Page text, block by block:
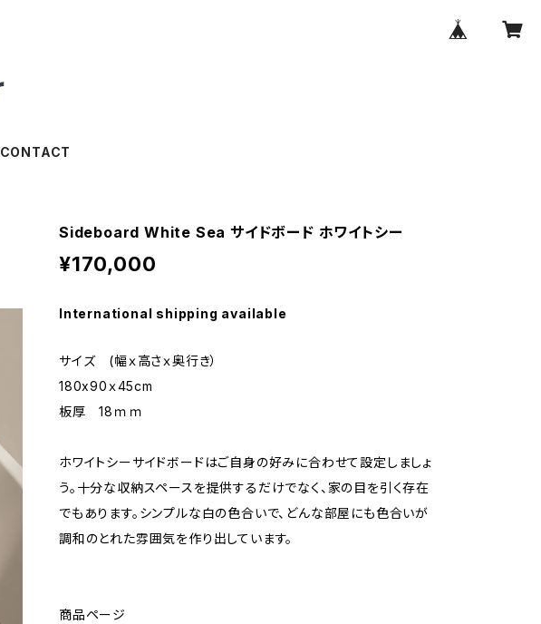
CONTACT
Sideboard White Sea サイドボード ホワイトシー
¥170,000
International shipping available
サイズ (幅ｘ高さｘ奥行き）
180x90ｘ45cm
板厚 18ｍｍ
ホワイトシーサイドボードはご自身の好みに合わせて設定しましょ
う。十分な収納スペースを提供するだけでなく、家の目を引く存在
でもあります。シンプルな白の色合いで、どんな部屋にも色合いが
調和のとれた雰囲気を作り出しています。
商品ページ